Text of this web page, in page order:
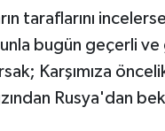
taraflarını
bugün geçerli
Karşımıza
Rusya'dan